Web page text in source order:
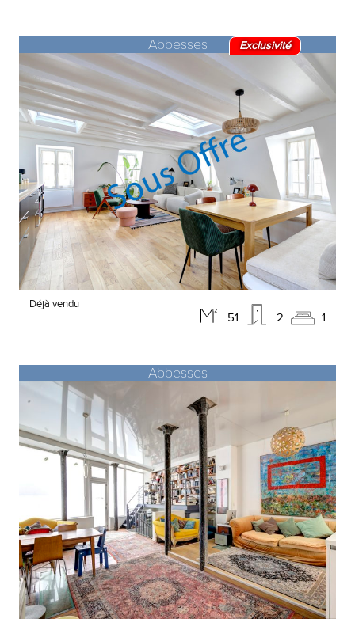
Exclusivité
Abbesses
51 2 1
Déjà vendu
-
Abbesses